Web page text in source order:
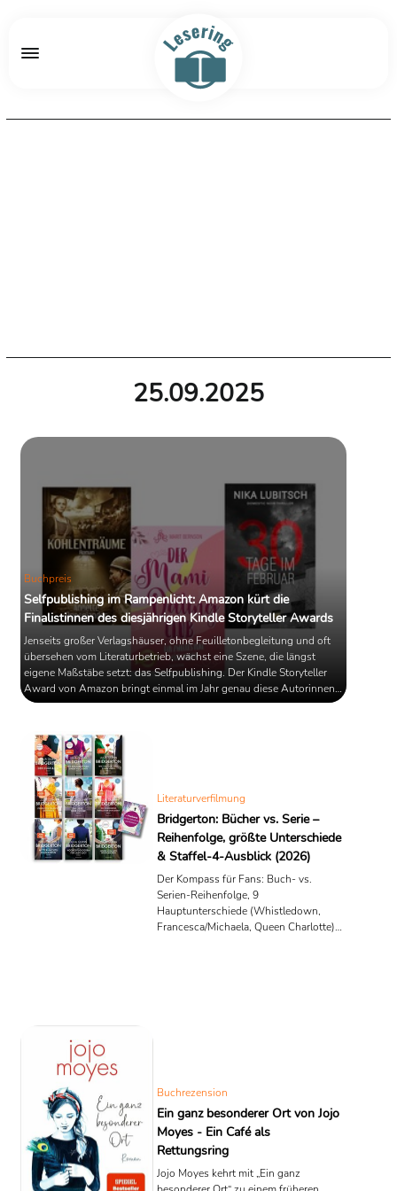
25.09.2025
Buchpreis
Selfpublishing im Rampenlicht: Amazon kürt die
Finalistinnen des diesjährigen Kindle Storyteller Awards
Jenseits großer Verlagshäuser, ohne Feuilletonbegleitung und oft
übersehen vom Literaturbetrieb, wächst eine Szene, die längst
eigene Maßstäbe setzt: das Selfpublishing. Der Kindle Storyteller
Award von Amazon bringt einmal im Jahr genau diese Autorinnen
und Autoren ins öffentliche Blickfeld – mit Preisgeld, Reichweite
Jahrgang 2025 bekannt gegeben.
Literaturverfilmung
Bridgerton: Bücher vs. Serie –
Reihenfolge, größte Unterschiede
& Staffel-4-Ausblick (2026)
Der Kompass für Fans: Buch- vs.
Serien-Reihenfolge, 9
Hauptunterschiede (Whistledown,
Francesca/Michaela, Queen Charlotte)
Buchrezension
Ein ganz besonderer Ort von Jojo
Moyes - Ein Café als
Rettungsring
Jojo Moyes kehrt mit „Ein ganz